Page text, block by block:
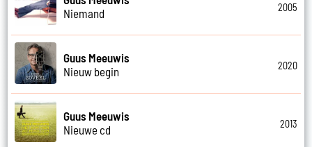
Niemand
2005
Guus Meeuwis
Nieuw begin
2020
Guus Meeuwis
Nieuwe cd
2013